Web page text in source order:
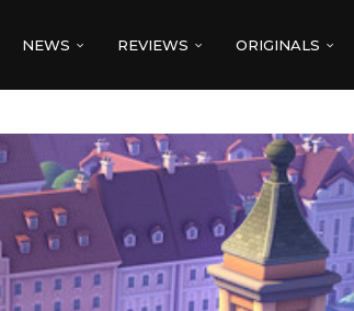
NEWS REVIEWS ORIGINALS